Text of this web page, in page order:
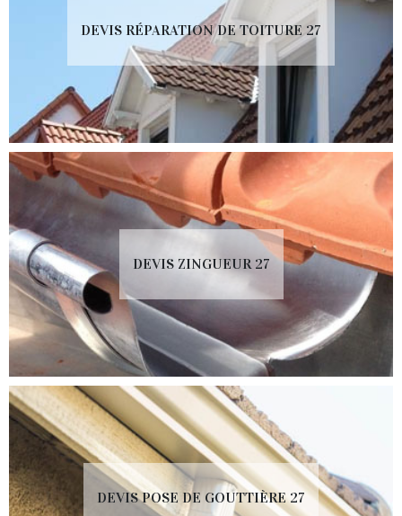
DEVIS RÉPARATION DE TOITURE 27
DEVIS ZINGUEUR 27
DEVIS POSE DE GOUTTIÈRE 27